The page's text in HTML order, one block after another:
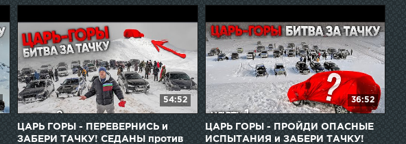
54:52
ЦАРЬ ГОРЫ - ПЕРЕВЕРНИСЬ и
ЗАБЕРИ ТАЧКУ! СЕДАНЫ против
36:52
ЦАРЬ ГОРЫ - ПРОЙДИ ОПАСНЫЕ
ИСПЫТАНИЯ и ЗАБЕРИ ТАЧКУ!